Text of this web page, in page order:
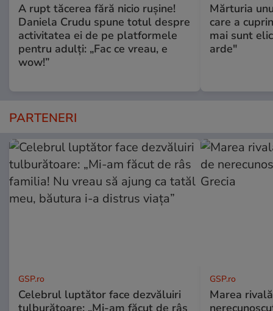
A rupt tăcerea fără nicio rușine!
Daniela Crudu spune totul despre
activitatea ei de pe platformele
pentru adulți: „Fac ce vreau, e
wow!”
Mărturia
care a
mai sunt
arde"
PARTENERI
GSP.ro
Celebrul luptător face dezvăluiri
tulburătoare: „Mi-am făcut de râs
GSP.ro
Marea